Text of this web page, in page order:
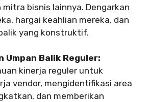
bisnis lainnya. Dengarkan
hargai keahlian mereka, dan
yang konstruktif.
Umpan Balik Reguler:
kinerja reguler untuk
vendor, mengidentifikasi area
dan memberikan